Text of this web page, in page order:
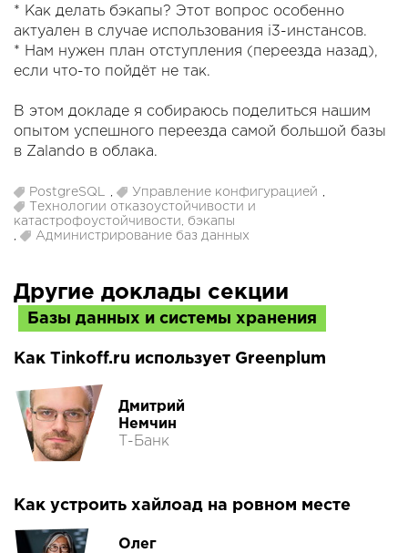
* Как делать бэкапы? Этот вопрос особенно
актуален в случае использования i3-инстансов.
* Нам нужен план отступления (переезда назад),
если что-то пойдёт не так.
В этом докладе я собираюсь поделиться нашим
опытом успешного переезда самой большой базы
в Zalando в облака.
PostgreSQL Управление конфигурацией
Технологии отказоустойчивости и
катастрофоустойчивости, бэкапы
Администрирование баз данных
Другие доклады секции
Базы данных и системы хранения
Как Tinkoff.ru использует Greenplum
Дмитрий
Немчин
Т-Банк
Как устроить хайлоад на ровном месте
Олег